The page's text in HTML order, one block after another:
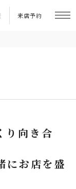
来店予約
り向き合
にお店を盛